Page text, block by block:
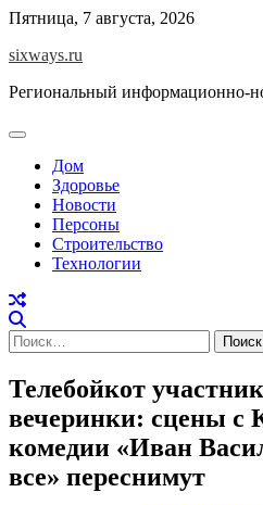
Перейти
содержимому
Пятница, 7 августа, 2026
sixways.ru
Региональный информационно-
Дом
Здоровье
Новости
Персоны
Строительство
Технологии
Найти:
Телебойкот
вечеринки: сцены с
комедии «Иван
все» переснимут